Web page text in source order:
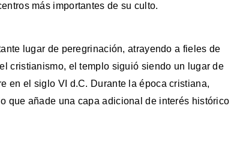
más importantes de su culto.
lugar de peregrinación, atrayendo a fieles de
cristianismo, el templo siguió siendo un lugar de
en el siglo VI d.C. Durante la época cristiana,
que añade una capa adicional de interés histórico